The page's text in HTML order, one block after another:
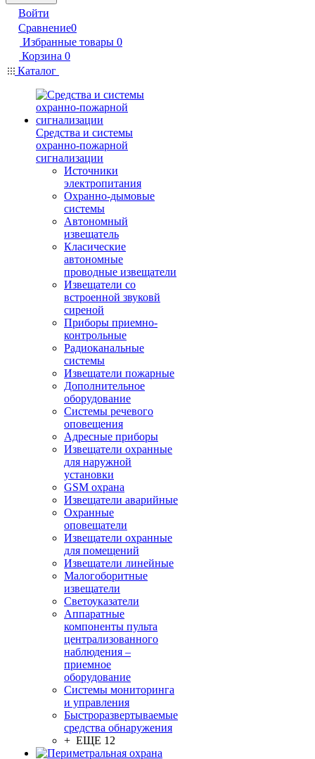
Войти
Сравнение0
Избранные товары 0
Корзина 0
Каталог
Средства и системы
охранно-пожарной
сигнализации
Источники
электропитания
Охранно-дымовые
системы
Автономный
извещатель
Класические
автономные
проводные извещатели
Извещатели со
встроенной звуковй
сиреной
Приборы приемно-
контрольные
Радиоканальные
системы
Извещатели пожарные
Дополнительное
оборудование
Системы речевого
оповещения
Адресные приборы
Извещатели охранные
для наружной
установки
GSM охрана
Извещатели аварийные
Охранные
оповещатели
Извещатели охранные
для помещений
Извещатели линейные
Малогоборитные
извещатели
Светоуказатели
Аппаратные
компоненты пульта
централизованного
наблюдения –
приемное
оборудование
Системы мониторинга
и управления
Быстроразвертываемые
средства обнаружения
+ ЕЩЕ 12